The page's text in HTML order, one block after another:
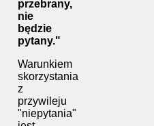
przebrany,
nie
będzie
pytany."
Warunkiem
skorzystania
z
przywileju
"niepytania"